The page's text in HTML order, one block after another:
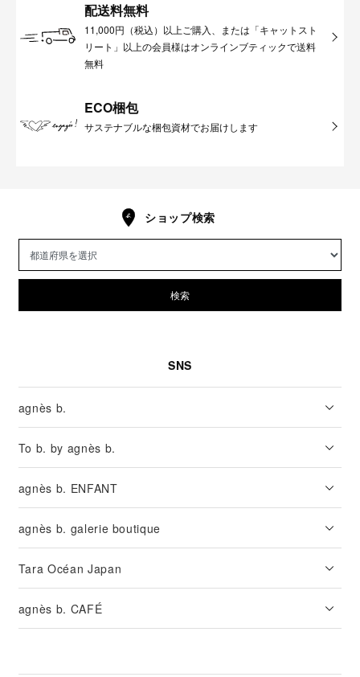
配送料無料
11,000円（税込）以上ご購入、または「キャットスト
リート」以上の会員様はオンラインブティックで送料
無料
ECO梱包
サステナブルな梱包資材でお届けします
ショップ検索
検索
SNS
agnès b.
To b. by agnès b.
agnès b. ENFANT
agnès b. galerie boutique
Tara Océan Japan
agnès b. CAFÉ